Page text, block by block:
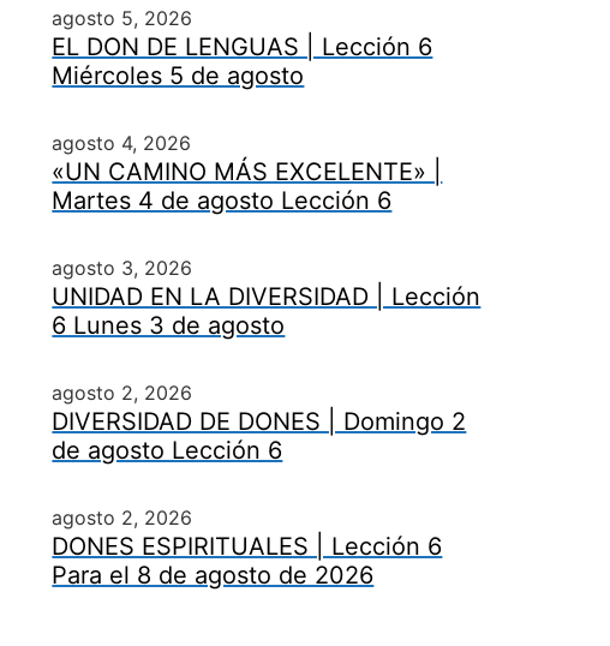
agosto 5, 2026
EL DON DE LENGUAS | Lección 6
Miércoles 5 de agosto
agosto 4, 2026
«UN CAMINO MÁS EXCELENTE» |
Martes 4 de agosto Lección 6
agosto 3, 2026
UNIDAD EN LA DIVERSIDAD | Lección
6 Lunes 3 de agosto
agosto 2, 2026
DIVERSIDAD DE DONES | Domingo 2
de agosto Lección 6
agosto 2, 2026
DONES ESPIRITUALES | Lección 6
Para el 8 de agosto de 2026